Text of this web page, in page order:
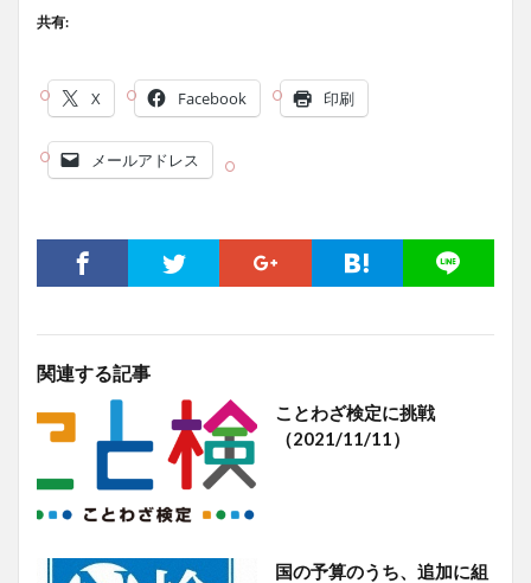
共有:
X Facebook 印刷
メールアドレス
関連する記事
ことわざ検定に挑戦
（2021/11/11）
国の予算のうち、追加に組